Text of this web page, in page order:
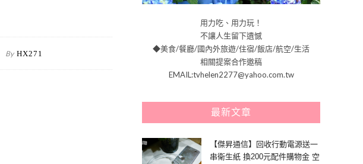
By HX271
用力吃、用力玩！
不讓人生留下遺憾
◆美食/餐廳/國內外旅遊/住宿/飯店/航空/生活
相關提案合作邀稿
EMAIL:tvhelen2277@yahoo.com.tw
最新文章
【傑昇通信】回收行動電源送一
串衛生紙 換200元配件購物金 空